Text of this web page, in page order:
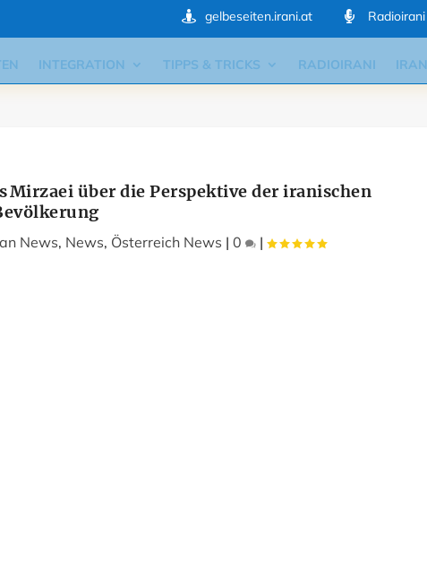
 gelbeseiten.irani.at  Radioirani
INTEGRATION TIPPS & TRICKS RADIOIRANI IRAN
Mirzaei über die Perspektive der iranischen
News, News, Österreich News | 0 |